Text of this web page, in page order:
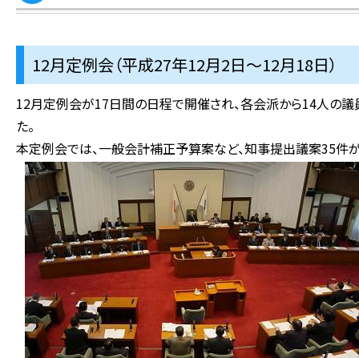
12月定例会（平成27年12月2日～12月18日）
12月定例会が17日間の日程で開催され、各会派から14人の
た。
本定例会では、一般会計補正予算案など、知事提出議案35件